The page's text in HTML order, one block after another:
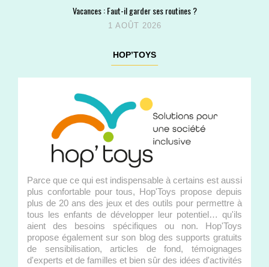
Vacances : Faut-il garder ses routines ?
1 AOÛT 2026
HOP’TOYS
Parce que ce qui est indispensable à certains est aussi
plus confortable pour tous, Hop'Toys propose depuis
plus de 20 ans des jeux et des outils pour permettre à
tous les enfants de développer leur potentiel… qu'ils
aient des besoins spécifiques ou non. Hop'Toys
propose également sur son blog des supports gratuits
de sensibilisation, articles de fond, témoignages
d'experts et de familles et bien sûr des idées d'activités